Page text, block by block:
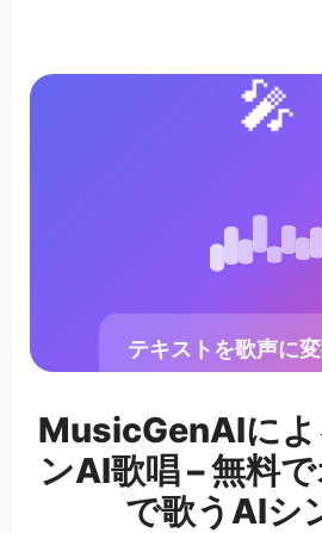
MusicGenAIによ
ンAI歌唱 – 無料
で歌うAIシ
🎤
テキストを歌声に